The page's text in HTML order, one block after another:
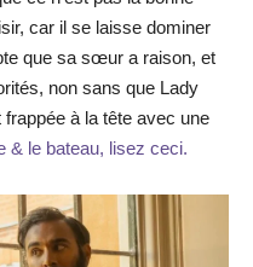
car il se laisse dominer
que sa sœur a raison, et
non sans que Lady
frappée à la tête avec une
& le bateau, lisez ceci.